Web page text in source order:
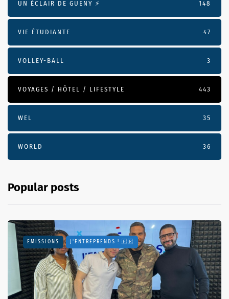
UN ÉCLAIR DE GUENY ⚡️ 148
VIE ÉTUDIANTE 47
VOLLEY-BALL 3
VOYAGES / HÔTEL / LIFESTYLE 443
WEL 35
WORLD 36
Popular posts
EMISSIONS J'ENTREPRENDS ! 🇫🇷